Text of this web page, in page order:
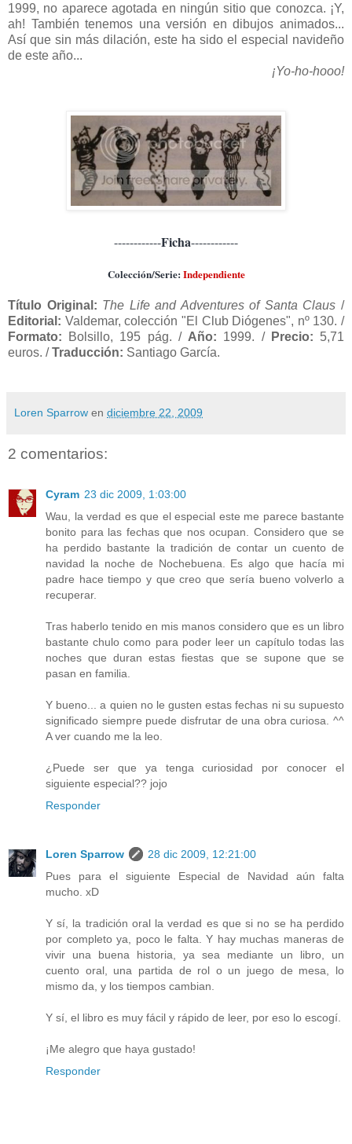
1999, no aparece agotada en ningún sitio que conozca. ¡Y,
ah! También tenemos una versión en dibujos animados...
Así que sin más dilación, este ha sido el especial navideño
de este año...
¡Yo-ho-hooo!
------------Ficha------------
Colección/Serie: Independiente
Título Original: The Life and Adventures of Santa Claus /
Editorial: Valdemar, colección "El Club Diógenes", nº 130. /
Formato: Bolsillo, 195 pág. / Año: 1999. / Precio: 5,71
euros. /Traducción: Santiago García.
Loren Sparrow en diciembre 22, 2009
2 comentarios:
Cyram 23 dic 2009, 1:03:00
Wau, la verdad es que el especial este me parece bastante
bonito para las fechas que nos ocupan. Considero que se
ha perdido bastante la tradición de contar un cuento de
navidad la noche de Nochebuena. Es algo que hacía mi
padre hace tiempo y que creo que sería bueno volverlo a
recuperar.
Tras haberlo tenido en mis manos considero que es un libro
bastante chulo como para poder leer un capítulo todas las
noches que duran estas fiestas que se supone que se
pasan en familia.
Y bueno... a quien no le gusten estas fechas ni su supuesto
significado siempre puede disfrutar de una obra curiosa. ^^
A ver cuando me la leo.
¿Puede ser que ya tenga curiosidad por conocer el
siguiente especial?? jojo
Responder
Loren Sparrow
28 dic 2009, 12:21:00
Pues para el siguiente Especial de Navidad aún falta
mucho. xD
Y sí, la tradición oral la verdad es que si no se ha perdido
por completo ya, poco le falta. Y hay muchas maneras de
vivir una buena historia, ya sea mediante un libro, un
cuento oral, una partida de rol o un juego de mesa, lo
mismo da, y los tiempos cambian.
Y sí, el libro es muy fácil y rápido de leer, por eso lo escogí.
¡Me alegro que haya gustado!
Responder